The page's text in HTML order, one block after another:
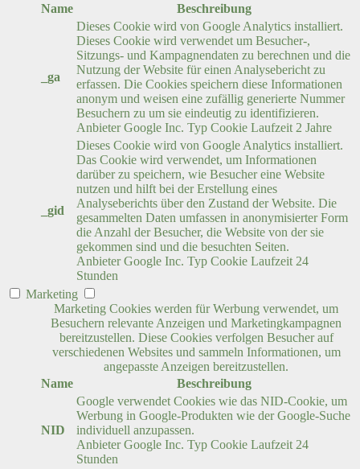
Name
Beschreibung
_ga
Dieses Cookie wird von Google Analytics installiert.
Dieses Cookie wird verwendet um Besucher-,
Sitzungs- und Kampagnendaten zu berechnen und die
Nutzung der Website für einen Analysebericht zu
erfassen. Die Cookies speichern diese Informationen
anonym und weisen eine zufällig generierte Nummer
Besuchern zu um sie eindeutig zu identifizieren.
Anbieter Google Inc. Typ Cookie Laufzeit 2 Jahre
_gid
Dieses Cookie wird von Google Analytics installiert.
Das Cookie wird verwendet, um Informationen
darüber zu speichern, wie Besucher eine Website
nutzen und hilft bei der Erstellung eines
Analyseberichts über den Zustand der Website. Die
gesammelten Daten umfassen in anonymisierter Form
die Anzahl der Besucher, die Website von der sie
gekommen sind und die besuchten Seiten.
Anbieter Google Inc. Typ Cookie Laufzeit 24
Stunden
Marketing
Marketing Cookies werden für Werbung verwendet, um
Besuchern relevante Anzeigen und Marketingkampagnen
bereitzustellen. Diese Cookies verfolgen Besucher auf
verschiedenen Websites und sammeln Informationen, um
angepasste Anzeigen bereitzustellen.
Name
Beschreibung
NID
Google verwendet Cookies wie das NID-Cookie, um
Werbung in Google-Produkten wie der Google-Suche
individuell anzupassen.
Anbieter Google Inc. Typ Cookie Laufzeit 24
Stunden